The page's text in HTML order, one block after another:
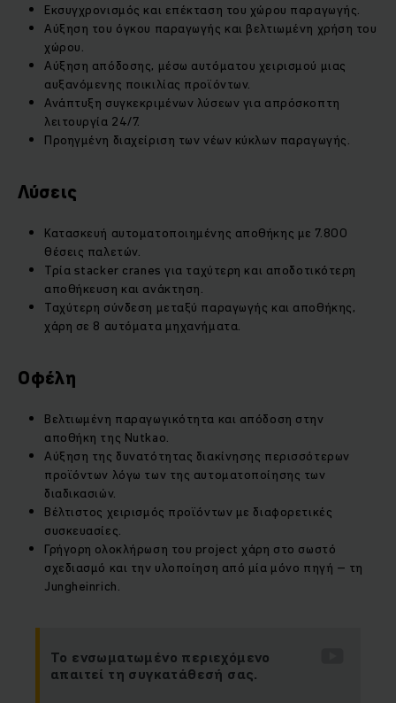
Εκσυγχρονισμός και επέκταση του χώρου παραγωγής.
Αύξηση του όγκου παραγωγής και βελτιωμένη χρήση του
χώρου.
Αύξηση απόδοσης, μέσω αυτόματου χειρισμού μιας
αυξανόμενης ποικιλίας προϊόντων.
Ανάπτυξη συγκεκριμένων λύσεων για απρόσκοπτη
λειτουργία 24/7.
Προηγμένη διαχείριση των νέων κύκλων παραγωγής.
Λύσεις
Κατασκευή αυτοματοποιημένης αποθήκης με 7.800
θέσεις παλετών.
Τρία stacker cranes για ταχύτερη και αποδοτικότερη
αποθήκευση και ανάκτηση.
Ταχύτερη σύνδεση μεταξύ παραγωγής και αποθήκης,
χάρη σε 8 αυτόματα μηχανήματα.
Οφέλη
Βελτιωμένη παραγωγικότητα και απόδοση στην
αποθήκη της Nutkao.
Αύξηση της δυνατότητας διακίνησης περισσότερων
προϊόντων λόγω των της αυτοματοποίησης των
διαδικασιών.
Βέλτιστος χειρισμός προϊόντων με διαφορετικές
συσκευασίες.
Γρήγορη ολοκλήρωση του project χάρη στο σωστό
σχεδιασμό και την υλοποίηση από μία μόνο πηγή – τη
Jungheinrich.
Το ενσωματωμένο περιεχόμενο
απαιτεί τη συγκατάθεσή σας.